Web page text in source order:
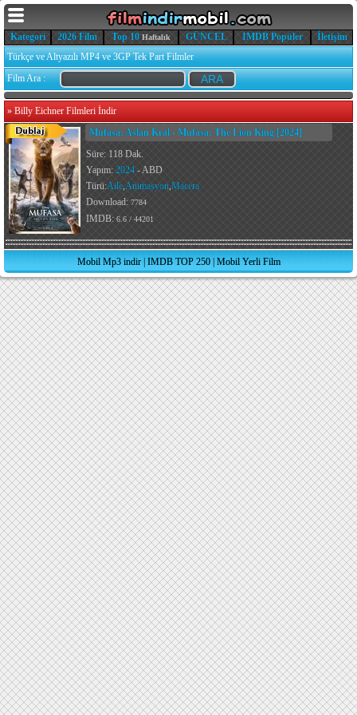
Kategori 2026 Film Top 10 Haftalık GÜNCEL IMDB Popüler
İletişim
Türkçe ve Altyazılı MP4 ve 3GP Tek Part Filmler
Film Ara :
» Billy Eichner Filmleri İndir
Mufasa: Aslan Kral - Mufasa: The Lion King [2024]
Süre: 118 Dak.
Yapım: 2024 - ABD
Türü:Aile,Animasyon,Macera
Download: 7784
IMDB: 6.6 / 44201
Mobil Mp3 indir| IMDB TOP 250| Mobil Yerli Film